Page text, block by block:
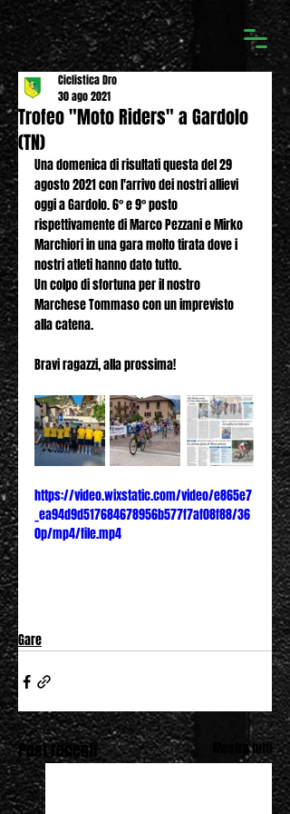
Trofeo "Moto Riders" a Gardolo
(TN)
Ciclistica Dro
30 ago 2021
Una domenica di risultati questa del 29
agosto 2021 con l'arrivo dei nostri allievi
oggi a Gardolo. 6° e 9° posto
rispettivamente di Marco Pezzani e Mirko
Marchiori in una gara molto tirata dove i
nostri atleti hanno dato tutto.
Un colpo di sfortuna per il nostro
Marchese Tommaso con un imprevisto
alla catena.
Bravi ragazzi, alla prossima!
https://video.wixstatic.com/video/e865e7
_ea94d9d517684678956b577f7af08f88/36
0p/mp4/file.mp4
Gare
Post recenti Mostra tutti